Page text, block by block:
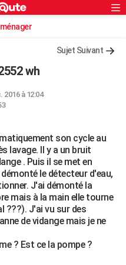
Sujet Suivant
wh
2016 à 12:04
son cycle au
lavage. Il y a un bruit
. Puis il se met en
le détecteur d'eau,
J'ai démonté la
mais à la main elle tourne
???). J'ai vu sur des
de vidange mais je ne
? Est ce la pompe ?